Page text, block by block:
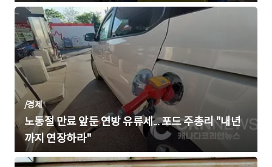
/경제
노동절 만료 앞둔 연방 유류세... 포드 주총리 "내년
까지 연장하라"